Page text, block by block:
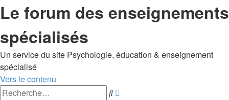
Le forum des enseignements
spécialisés
Un service du site Psychologie, éducation & enseignement
spécialisé
Vers le contenu
Rechercher